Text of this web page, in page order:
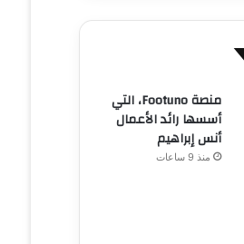
منصة Footuno، التي
أسسها رائد الأعمال
أنس إبراهيم
منذ 9 ساعات